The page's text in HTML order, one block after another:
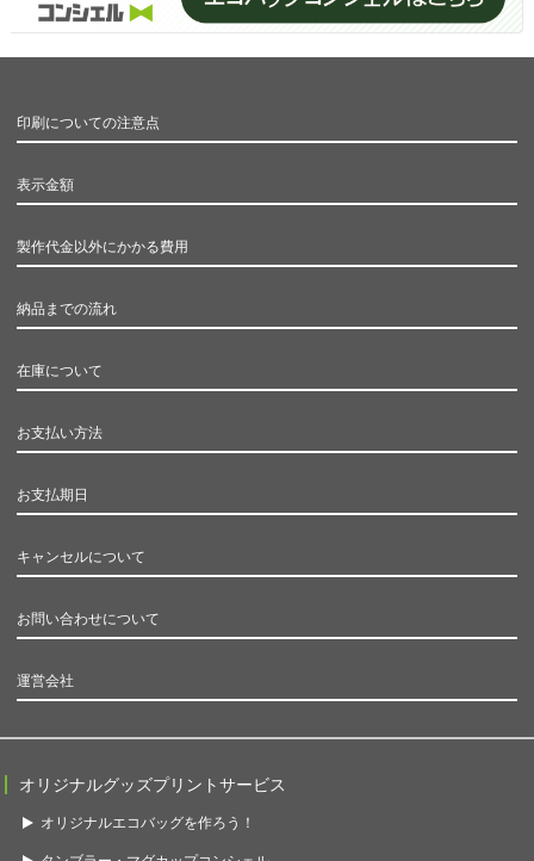
印刷についての注意点
表示金額
製作代金以外にかかる費用
納品までの流れ
在庫について
お支払い方法
お支払期日
キャンセルについて
お問い合わせについて
運営会社
オリジナルグッズプリントサービス
オリジナルエコバッグを作ろう！